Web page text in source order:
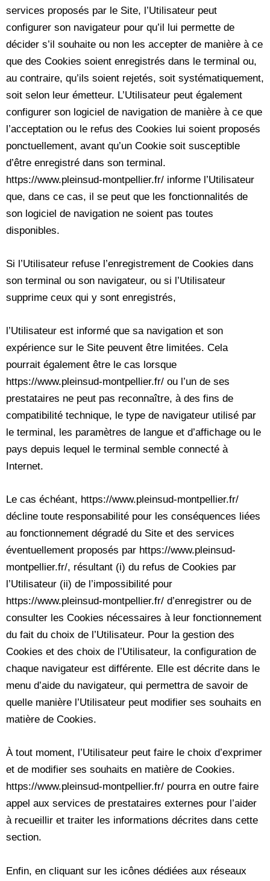
services proposés par le Site, l’Utilisateur peut
configurer son navigateur pour qu’il lui permette de
décider s’il souhaite ou non les accepter de manière à ce
que des Cookies soient enregistrés dans le terminal ou,
au contraire, qu’ils soient rejetés, soit systématiquement,
soit selon leur émetteur. L’Utilisateur peut également
configurer son logiciel de navigation de manière à ce que
l’acceptation ou le refus des Cookies lui soient proposés
ponctuellement, avant qu’un Cookie soit susceptible
d’être enregistré dans son terminal.
https://www.pleinsud-montpellier.fr/ informe l’Utilisateur
que, dans ce cas, il se peut que les fonctionnalités de
son logiciel de navigation ne soient pas toutes
disponibles.
Si l’Utilisateur refuse l’enregistrement de Cookies dans
son terminal ou son navigateur, ou si l’Utilisateur
supprime ceux qui y sont enregistrés,
l’Utilisateur est informé que sa navigation et son
expérience sur le Site peuvent être limitées. Cela
pourrait également être le cas lorsque
https://www.pleinsud-montpellier.fr/ ou l’un de ses
prestataires ne peut pas reconnaître, à des fins de
compatibilité technique, le type de navigateur utilisé par
le terminal, les paramètres de langue et d’affichage ou le
pays depuis lequel le terminal semble connecté à
Internet.
Le cas échéant, https://www.pleinsud-montpellier.fr/
décline toute responsabilité pour les conséquences liées
au fonctionnement dégradé du Site et des services
éventuellement proposés par https://www.pleinsud-
montpellier.fr/, résultant (i) du refus de Cookies par
l’Utilisateur (ii) de l’impossibilité pour
https://www.pleinsud-montpellier.fr/ d’enregistrer ou de
consulter les Cookies nécessaires à leur fonctionnement
du fait du choix de l’Utilisateur. Pour la gestion des
Cookies et des choix de l’Utilisateur, la configuration de
chaque navigateur est différente. Elle est décrite dans le
menu d’aide du navigateur, qui permettra de savoir de
quelle manière l’Utilisateur peut modifier ses souhaits en
matière de Cookies.
À tout moment, l’Utilisateur peut faire le choix d’exprimer
et de modifier ses souhaits en matière de Cookies.
https://www.pleinsud-montpellier.fr/ pourra en outre faire
appel aux services de prestataires externes pour l’aider
à recueillir et traiter les informations décrites dans cette
section.
Enfin, en cliquant sur les icônes dédiées aux réseaux